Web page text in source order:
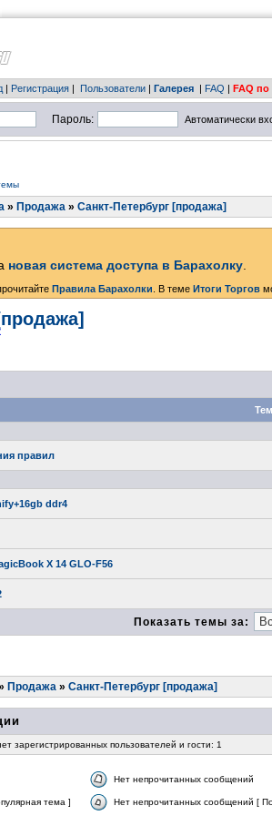
| Регистрация | Пользователи | Галерея | FAQ | FAQ по
Пароль: Автоматически
» Продажа » Санкт-Петербург [продажа]
новая система доступа в Барахолку.
Правила Барахолки . В теме Итоги Торгов
правил
ddr4
X 14 GLO-F56
Показать темы за:
Продажа » Санкт-Петербург [продажа]
зарегистрированных пользователей и гости: 1
Нет непрочитанных сообщений
тема ] Нет непрочитанных сообщений [